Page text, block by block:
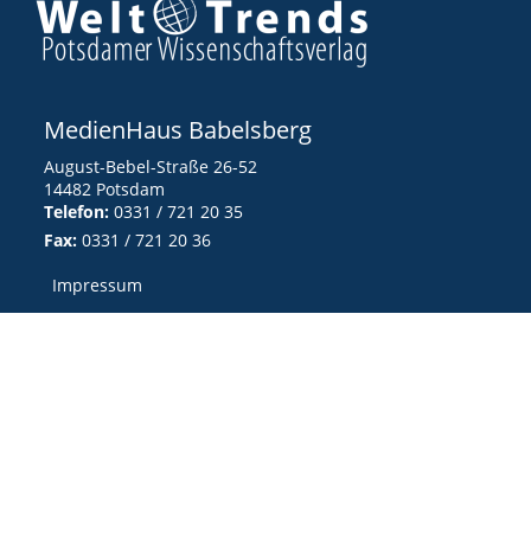
MedienHaus Babelsberg
August-Bebel-Straße 26-52
14482 Potsdam
Telefon: 0331 / 721 20 35
Fax: 0331 / 721 20 36
Impressum